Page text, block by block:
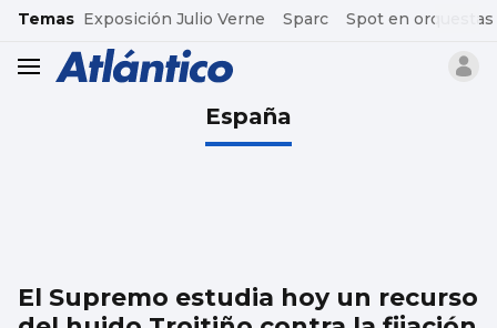
common.go-to-content
Temas Exposición Julio Verne Sparc Spot en orquestas
header.menu.open
España
El Supremo estudia hoy un recurso